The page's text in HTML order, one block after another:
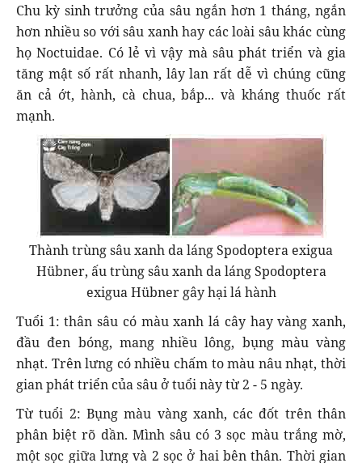
Chu kỳ sinh trưởng của sâu ngắn hơn 1 tháng, ngắn
hơn nhiều so với sâu xanh hay các loài sâu khác cùng
họ Noctuidae. Có lẻ vì vậy mà sâu phát triển và gia
tăng mật số rất nhanh, lây lan rất dễ vì chúng cũng
ăn cả ớt, hành, cà chua, bắp... và kháng thuốc rất
mạnh.
Thành trùng sâu xanh da láng Spodoptera exigua
Hübner, ấu trùng sâu xanh da láng Spodoptera
exigua Hübner gây hại lá hành
Tuổi 1: thân sâu có màu xanh lá cây hay vàng xanh,
đầu đen bóng, mang nhiều lông, bụng màu vàng
nhạt. Trên lưng có nhiều chấm to màu nâu nhạt, thời
gian phát triển của sâu ở tuổi này từ 2 - 5 ngày.
Từ tuổi 2: Bụng màu vàng xanh, các đốt trên thân
phân biệt rõ dần. Mình sâu có 3 sọc màu trắng mờ,
một sọc giữa lưng và 2 sọc ở hai bên thân. Thời gian